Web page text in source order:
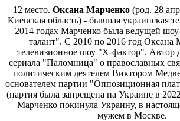
12 место. Оксана Марченко(род. 28
Киевская область) - бывшая украинская
2014 годах Марченко была ведущей
талант". С 2010 по 2016 год Оксана
телевизионное шоу "Х-фактор". Автор
сериала "Паломница" о православных
политическим деятелем Виктором
основателем партии "Оппозиционная
(партия была запрещена на Украине в
Марченко покинула Украину, в
мужем в Москве.